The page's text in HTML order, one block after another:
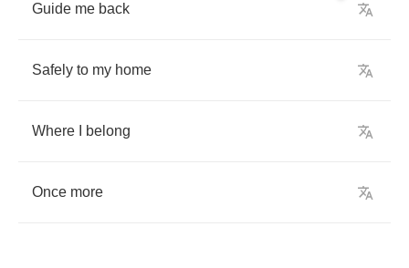
Guide me back
Safely to my home
Where belong
Once more